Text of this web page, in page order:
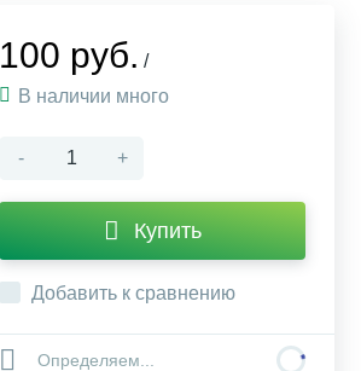
100 руб. /
В наличии много
- +
Купить
Добавить к сравнению
Определяем...